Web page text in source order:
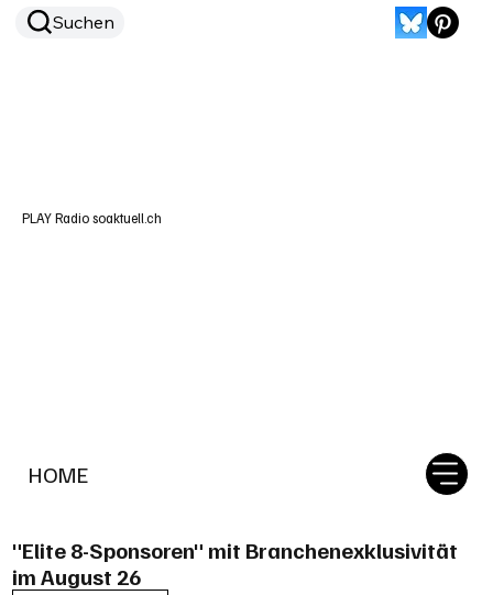
HOME
Suchen
PLAY Radio soaktuell.ch
"Elite 8-Sponsoren" mit Branchenexklusivität
im August 26